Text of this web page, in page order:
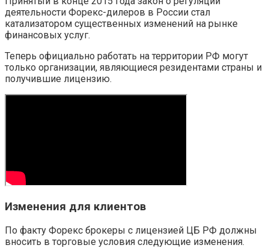
деятельности Форекс-дилеров в России стал
катализатором существенных изменений на рынке
финансовых услуг.
Теперь официально работать на территории РФ могут
только организации, являющиеся резидентами страны и
получившие лицензию.
Изменения для клиентов
По факту Форекс брокеры с лицензией ЦБ РФ должны
вносить в торговые условия следующие изменения.